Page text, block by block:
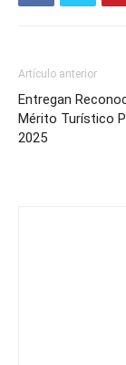
Artículo anterior
Entregan
Mérito Turístico
2025